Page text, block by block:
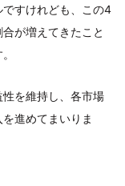
すけれども、この4
が増えてきたこと
を維持し、各市場
進めてまいりま